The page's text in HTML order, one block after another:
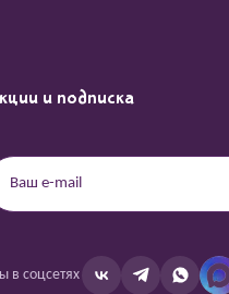
и подписка
в соцсетях